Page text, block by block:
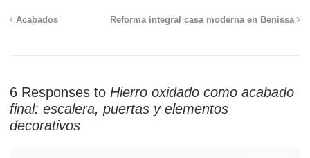
Acabados Reforma integral casa moderna en Benissa
6 Responses to Hierro oxidado como acabado
final: escalera, puertas y elementos
decorativos